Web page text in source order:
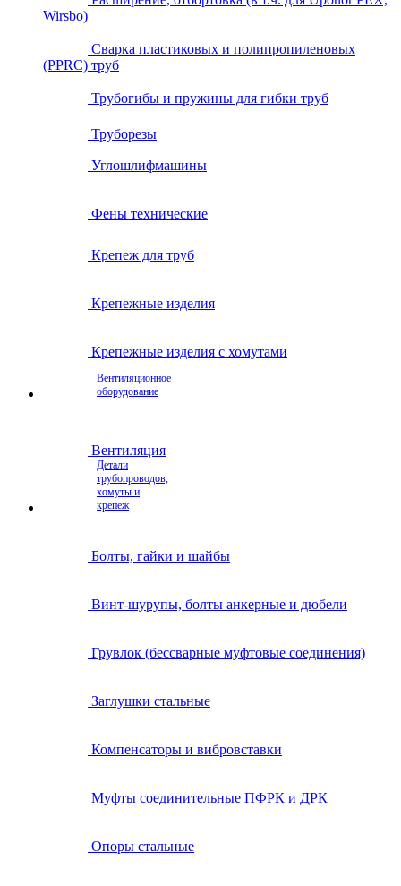
Wirsbo)
Сварка пластиковых и полипропиленовых
(PPRC) труб
Трубогибы и пружины для гибки труб
Труборезы
Углошлифмашины
Фены технические
Крепеж для труб
Крепежные изделия
Крепежные изделия с хомутами
Вентиляционное
оборудование
Вентиляция
Детали
трубопроводов,
хомуты и
крепеж
Болты, гайки и шайбы
Винт-шурупы, болты анкерные и дюбели
Грувлок (бессварные муфтовые соединения)
Заглушки стальные
Компенсаторы и вибровставки
Муфты соединительные ПФРК и ДРК
Опоры стальные